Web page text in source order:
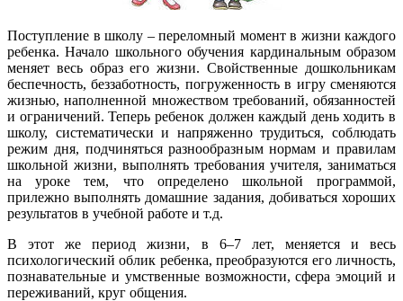
Поступление в школу – переломный момент в жизни каждого
ребенка. Начало школьного обучения кардинальным образом
меняет весь образ его жизни. Свойственные дошкольникам
беспечность, беззаботность, погруженность в игру сменяются
жизнью, наполненной множеством требований, обязанностей
и ограничений. Теперь ребенок должен каждый день ходить в
школу, систематически и напряженно трудиться, соблюдать
режим дня, подчиняться разнообразным нормам и правилам
школьной жизни, выполнять требования учителя, заниматься
на уроке тем, что определено школьной программой,
прилежно выполнять домашние задания, добиваться хороших
результатов в учебной работе и т.д.
В этот же период жизни, в 6–7 лет, меняется и весь
психологический облик ребенка, преобразуются его личность,
познавательные и умственные возможности, сфера эмоций и
переживаний, круг общения.